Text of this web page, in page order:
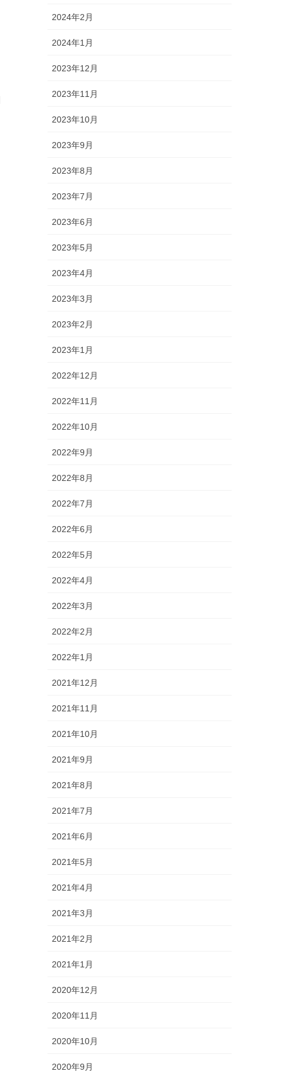
2024年2月
2024年1月
2023年12月
2023年11月
2023年10月
2023年9月
2023年8月
2023年7月
2023年6月
2023年5月
2023年4月
2023年3月
2023年2月
2023年1月
2022年12月
2022年11月
2022年10月
2022年9月
2022年8月
2022年7月
2022年6月
2022年5月
2022年4月
2022年3月
2022年2月
2022年1月
2021年12月
2021年11月
2021年10月
2021年9月
2021年8月
2021年7月
2021年6月
2021年5月
2021年4月
2021年3月
2021年2月
2021年1月
2020年12月
2020年11月
2020年10月
2020年9月